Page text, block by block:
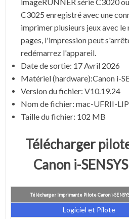
C3025 enregistré avec une
imprimer plusieurs jeux avec le
pages, l'impression peut
redémarrez l'appareil.
Date de sortie: 17 Avril 2026
Matériel (hardware):Canon i-
Version du fichier: V10.19.24
Nom de fichier: mac-UFRII-
Taille du fichier: 102 MB
Télécharger
Canon i-
Télécharger Imprimante Pilote Canon i-
Logiciel et Pilote